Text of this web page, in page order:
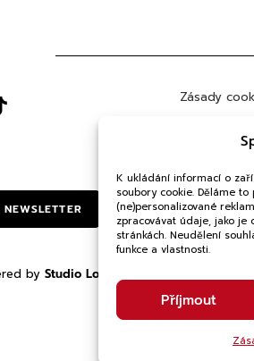
K ukládání informací o
soubory cookie. Děláme
(ne)personalizované
zpracovávat údaje, jako je
stránkách. Neudělení
funkce a vlastnosti.
Příjmout
Zásady
byStudio Lonel